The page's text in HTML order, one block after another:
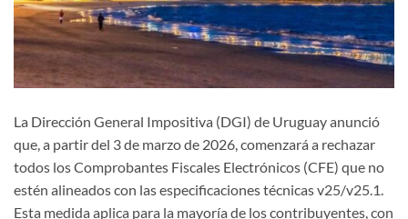
La Dirección General Impositiva (DGI) de Uruguay anunció
que, a partir del 3 de marzo de 2026, comenzará a rechazar
todos los Comprobantes Fiscales Electrónicos (CFE) que no
estén alineados con las especificaciones técnicas v25/v25.1.
Esta medida aplica para la mayoría de los contribuyentes, con